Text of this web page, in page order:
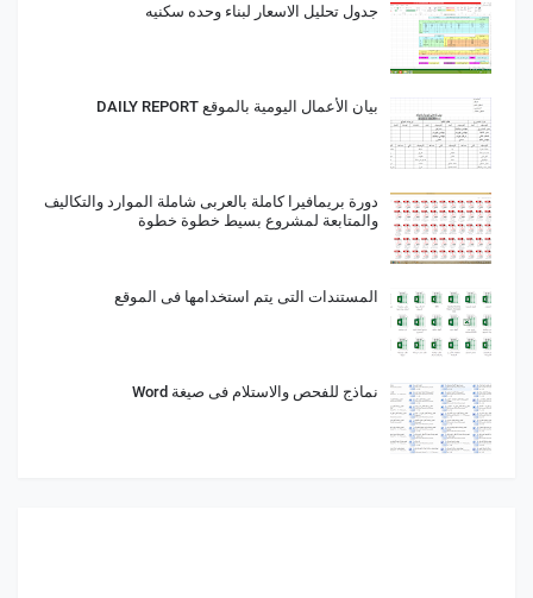
جدول تحليل الاسعار لبناء وحده سكنيه
بيان الأعمال اليومية بالموقع DAILY REPORT
دورة بريمافيرا كاملة بالعربى شاملة الموارد والتكاليف
والمتابعة لمشروع بسيط خطوة خطوة
المستندات التى يتم استخدامها فى الموقع
نماذج للفحص والاستلام فى صيغة Word